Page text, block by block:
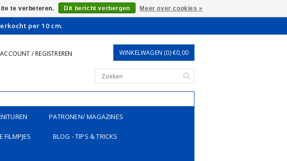
per 10 cm.
/ REGISTREREN WINKELWAGEN (0) €0,00
PATRONEN/ MAGAZINES
FILMPJES BLOG - TIPS & TRICKS
te verbeteren. Dit bericht verbergen Meer over cookies »